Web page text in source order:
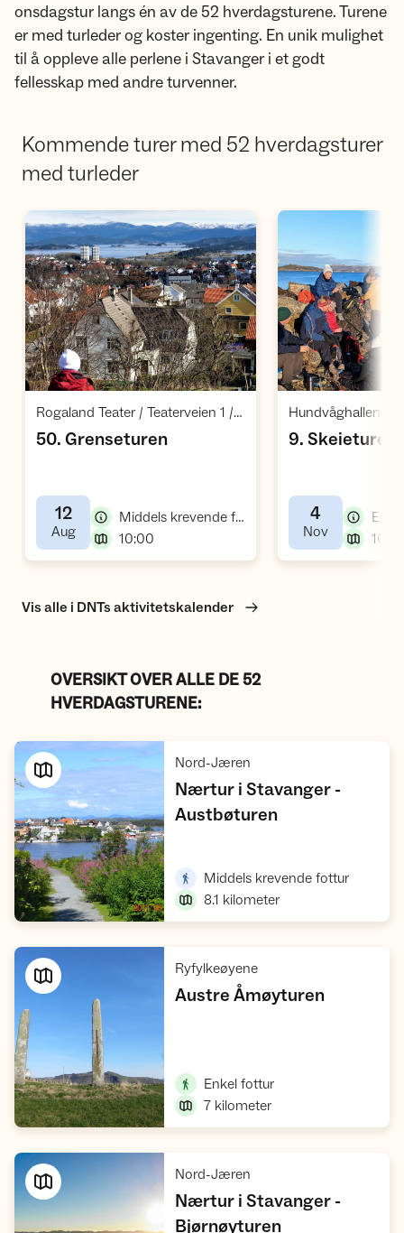
onsdagstur langs én av de 52 hverdagsturene. Turene
er med turleder og koster ingenting. En unik mulighet
til å oppleve alle perlene i Stavanger i et godt
fellesskap med andre turvenner.
Kommende turer med 52 hverdagsturer
med turleder
Åpne aktivitet
Rogaland Teater / Teaterveien 1 / Stavanger
,
50. Grenseturen,
12
Aug,
Middels krevende fellestur, fottur
,
10:00
Hundvåghallen /
9. Skeieturen
4
Nov,
Vis alle i DNTs aktivitetskalender
OVERSIKT OVER ALLE DE 52
HVERDAGSTURENE:
Nord-Jæren
Nærtur i Stavanger -
Austbøturen,
Middels krevende fottur,
8.1 kilometer
Ryfylkeøyene,
Austre Åmøyturen,
Enkel fottur,
7 kilometer
Nord-Jæren
Nærtur i Stavanger -
Bjørnøyturen,